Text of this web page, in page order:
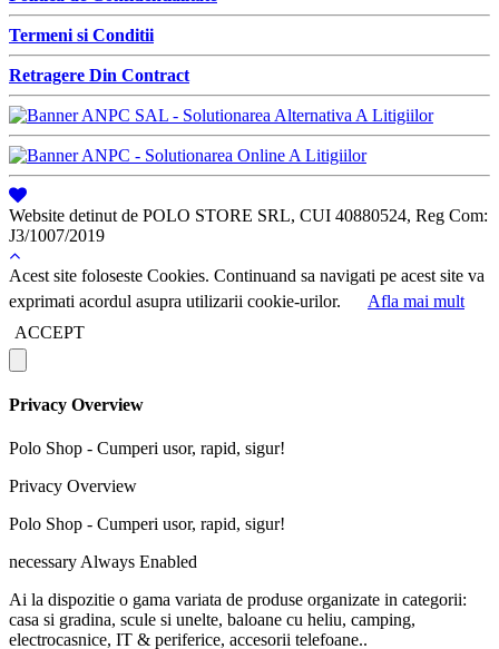
Termeni si Conditii
Retragere Din Contract
Website detinut de POLO STORE SRL, CUI 40880524, Reg Com:
J3/1007/2019
Acest site foloseste Cookies. Continuand sa navigati pe acest site va
exprimati acordul asupra utilizarii cookie-urilor.
Afla mai mult
ACCEPT
Privacy Overview
Polo Shop - Cumperi usor, rapid, sigur!
Privacy Overview
Polo Shop - Cumperi usor, rapid, sigur!
necessaryAlways Enabled
Ai la dispozitie o gama variata de produse organizate in categorii:
casa si gradina, scule si unelte, baloane cu heliu, camping,
electrocasnice, IT & periferice, accesorii telefoane..